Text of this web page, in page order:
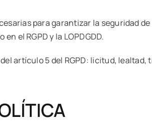
para garantizar la seguridad
el RGPD y la LOPDGDD.
artículo 5 del RGPD: licitud,